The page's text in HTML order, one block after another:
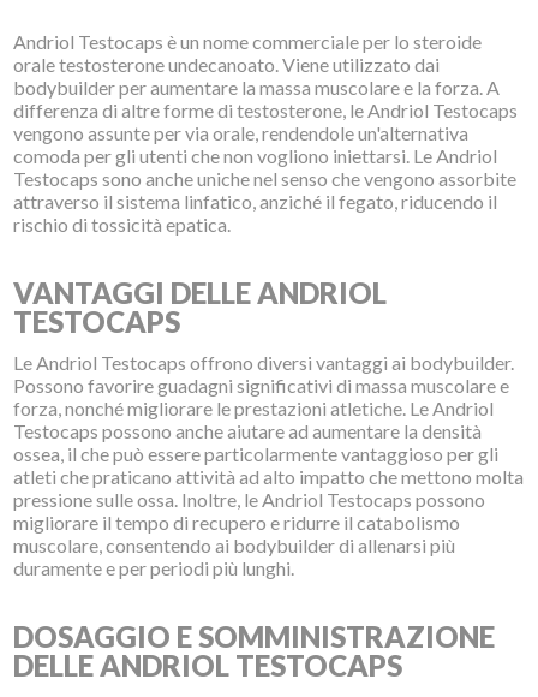
Andriol Testocaps è un nome commerciale per lo steroide
orale testosterone undecanoato. Viene utilizzato dai
bodybuilder per aumentare la massa muscolare e la forza. A
differenza di altre forme di testosterone, le Andriol Testocaps
vengono assunte per via orale, rendendole un'alternativa
comoda per gli utenti che non vogliono iniettarsi. Le Andriol
Testocaps sono anche uniche nel senso che vengono assorbite
attraverso il sistema linfatico, anziché il fegato, riducendo il
rischio di tossicità epatica.
VANTAGGI DELLE ANDRIOL
TESTOCAPS
Le Andriol Testocaps offrono diversi vantaggi ai bodybuilder.
Possono favorire guadagni significativi di massa muscolare e
forza, nonché migliorare le prestazioni atletiche. Le Andriol
Testocaps possono anche aiutare ad aumentare la densità
ossea, il che può essere particolarmente vantaggioso per gli
atleti che praticano attività ad alto impatto che mettono molta
pressione sulle ossa. Inoltre, le Andriol Testocaps possono
migliorare il tempo di recupero e ridurre il catabolismo
muscolare, consentendo ai bodybuilder di allenarsi più
duramente e per periodi più lunghi.
DOSAGGIO E SOMMINISTRAZIONE
DELLE ANDRIOL TESTOCAPS